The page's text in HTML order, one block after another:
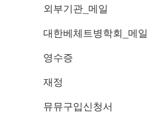
외부기관_메일
대한베체트병학회_메일
영수증
재정
뮤뮤구입신청서